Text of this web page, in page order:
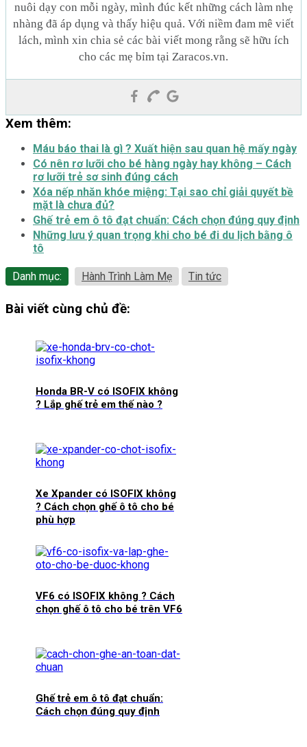
nuôi dạy con mỗi ngày, mình đúc kết những cách làm nhẹ
nhàng đã áp dụng và thấy hiệu quả. Với niềm đam mê viết
lách, mình xin chia sẻ các bài viết mong rằng sẽ hữu ích
cho các mẹ bỉm tại Zaracos.vn.
Xem thêm:
Máu báo thai là gì ? Xuất hiện sau quan hệ mấy ngày
Có nên rơ lưỡi cho bé hàng ngày hay không – Cách
rơ lưỡi trẻ sơ sinh đúng cách
Xóa nếp nhăn khóe miệng: Tại sao chỉ giải quyết bề
mặt là chưa đủ?
Ghế trẻ em ô tô đạt chuẩn: Cách chọn đúng quy định
Những lưu ý quan trọng khi cho bé đi du lịch bằng ô
tô
Danh mục: Hành Trình Làm Mẹ Tin tức
Bài viết cùng chủ đề:
Honda BR-V có ISOFIX không
? Lắp ghế trẻ em thế nào ?
Xe Xpander có ISOFIX không
? Cách chọn ghế ô tô cho bé
phù hợp
VF6 có ISOFIX không ? Cách
chọn ghế ô tô cho bé trên VF6
Ghế trẻ em ô tô đạt chuẩn:
Cách chọn đúng quy định